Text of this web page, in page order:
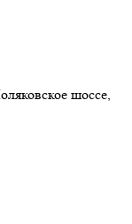
шоссе,